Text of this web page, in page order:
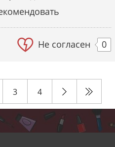
Не согласен 0
3 4